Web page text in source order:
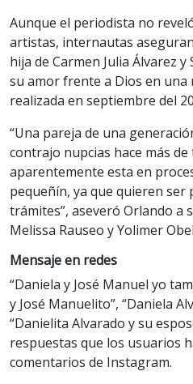
Aunque el periodista no
artistas, internautas
hija de Carmen Julia Álvarez
su amor frente a Dios en una
realizada en septiembre del
“Una pareja de una
contrajo nupcias hace más
aparentemente esta en
pequeñín, ya que quieren ser
trámites”, aseveró Orlando a
Melissa Rauseo y Yolimer
Mensaje en redes
“Daniela y José Manuel yo
y José Manuelito”, “Daniela
“Danielita Alvarado y su
respuestas que los usuarios
comentarios de Instagram.